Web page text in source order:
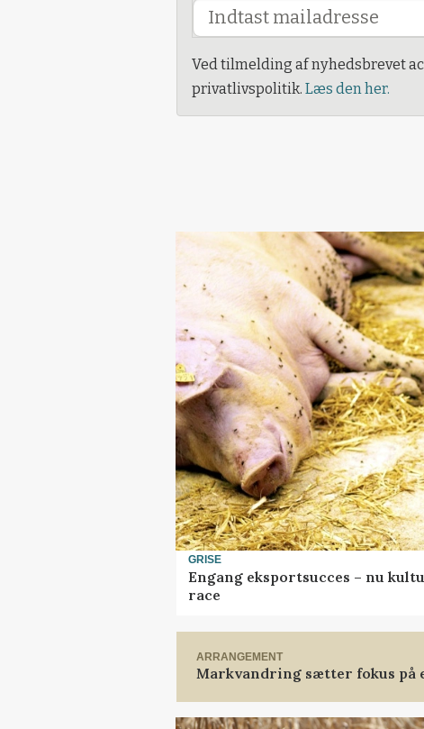
Ved tilmelding af nyhedsbrevet
privatlivspolitik. Læs den her.
GRISE
Engang eksportsucces – nu
race
ARRANGEMENT
Markvandring sætter fokus på